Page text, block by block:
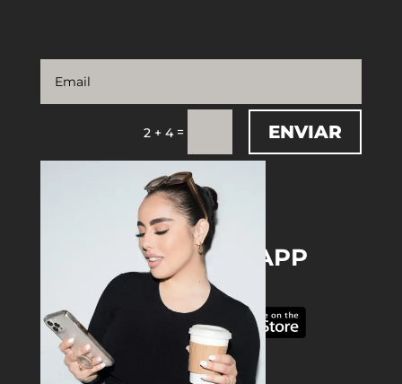
2 + 4= ENVIAR
DOWNLOAD THE APP